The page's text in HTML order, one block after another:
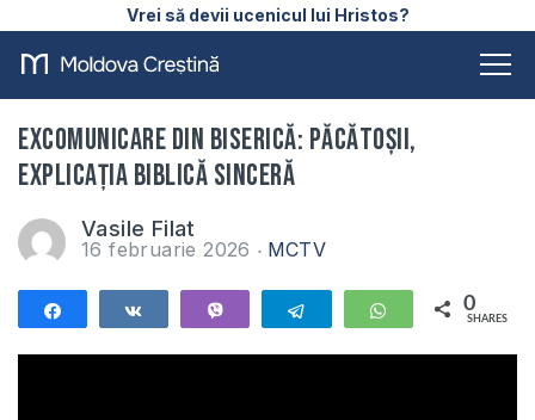
Vrei să devii ucenicul lui Hristos?
Excomunicare din Biserică: Păcătoșii,
Explicația Biblică Sinceră
Vasile Filat
16 februarie 2026 MCTV
Telegram WhatsApp
0
SHARES